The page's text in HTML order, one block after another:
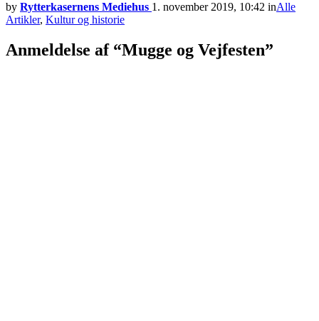
by Rytterkasernens Mediehus 1. november 2019, 10:42 inAlle
Artikler, Kultur og historie
Anmeldelse af “Mugge og Vejfesten”